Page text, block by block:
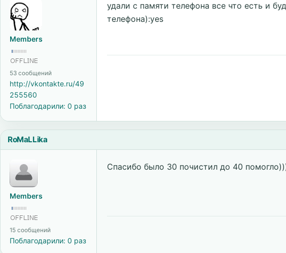
Members
53 сообщений
http://vkontakte.ru/49
255560
Поблагодарили: 0 раз
удали с памяти телефона все что есть и
телефона):yes
RoMaLLika
Members
15 сообщений
Поблагодарили: 0 раз
Спасибо было 30 почистил до 40